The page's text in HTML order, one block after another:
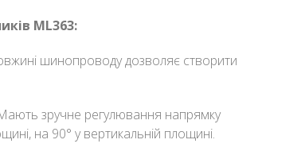
ML363:
шинопроводу дозволяє створити
зручне регулювання напрямку
на 90° у вертикальній площині.